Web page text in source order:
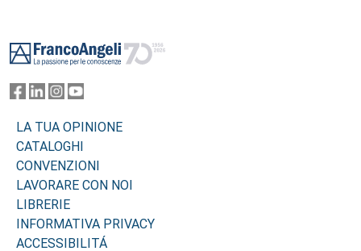
LA TUA OPINIONE
CATALOGHI
CONVENZIONI
LAVORARE CON NOI
LIBRERIE
INFORMATIVA PRIVACY
ACCESSIBILITÁ